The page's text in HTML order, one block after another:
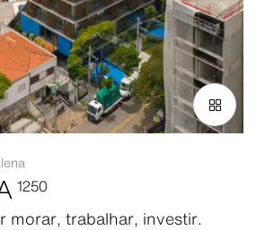
1250
morar, trabalhar, investir.